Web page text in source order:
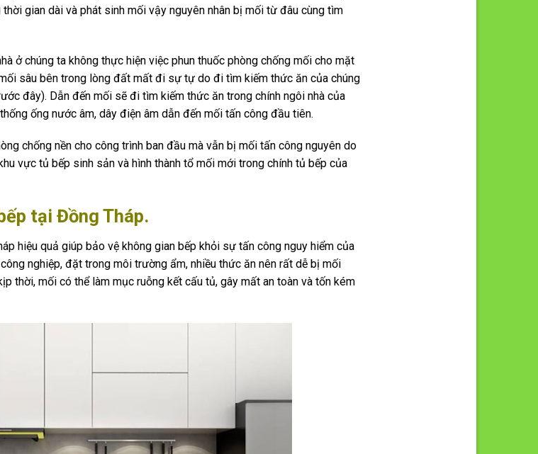
gian dài và phát sinh mối vậy nguyên nhân bị mối từ đâu cùng tìm
ở chúng ta không thực hiện việc phun thuốc phòng chống mối cho mặt
sâu bên trong lòng đất mất đi sự tự do đi tìm kiếm thức ăn của chúng
đây). Dẫn đến mối sẽ đi tìm kiếm thức ăn trong chính ngôi nhà của
ống nước âm, dây điện âm dẫn đến mối tấn công đầu tiên.
chống nền cho công trình ban đầu mà vẫn bị mối tấn công nguyên do
vực tủ bếp sinh sản và hình thành tổ mối mới trong chính tủ bếp của
tại Đồng Tháp.
hiệu quả giúp bảo vệ không gian bếp khỏi sự tấn công nguy hiểm của
nghiệp, đặt trong môi trường ẩm, nhiều thức ăn nên rất dễ bị mối
thời, mối có thể làm mục ruỗng kết cấu tủ, gây mất an toàn và tốn kém